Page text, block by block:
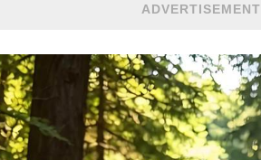
ADVERTISEMENT